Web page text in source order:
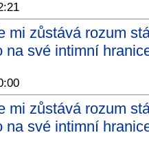
mi zůstává rozum
na své intimní
mi zůstává rozum
na své intimní